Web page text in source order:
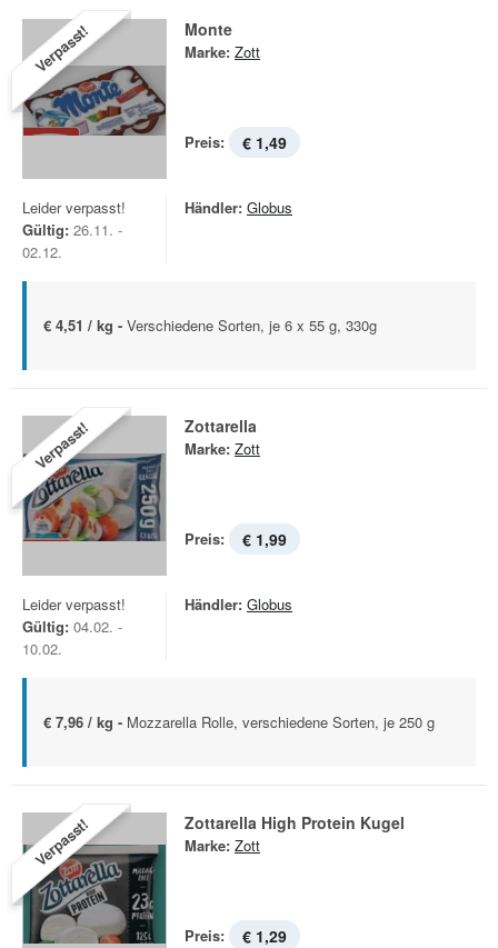
Verpasst! Monte
Marke: Zott
Preis: € 1,49
Leider verpasst!
Gültig: 26.11. -
02.12.
Händler: Globus
€ 4,51 / kg - Verschiedene Sorten, je 6 x 55 g, 330g
Verpasst! Zottarella
Marke: Zott
Preis: € 1,99
Leider verpasst!
Gültig: 04.02. -
10.02.
Händler: Globus
€ 7,96 / kg - Mozzarella Rolle, verschiedene Sorten, je 250 g
Verpasst! Zottarella High Protein Kugel
Marke: Zott
Preis: € 1,29